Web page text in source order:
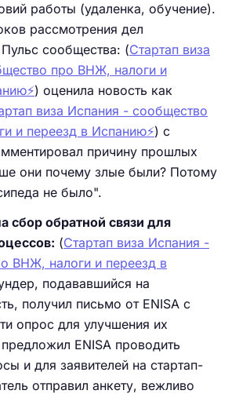
работы (удаленка, обучение).
рассмотрения дел
сообщества: (Стартап виза
про ВНЖ, налоги и
) оценила новость как
виза Испания - сообщество
и переезд в Испанию⚡️) с
причину прошлых
они почему злые были? Потому
не было".
сбор обратной связи для
(Стартап виза Испания -
ВНЖ, налоги и переезд в
подававшийся на
получил письмо от ENISA с
опрос для улучшения их
ENISA проводить
и для заявителей на стартап-
отправил анкету, вежливо